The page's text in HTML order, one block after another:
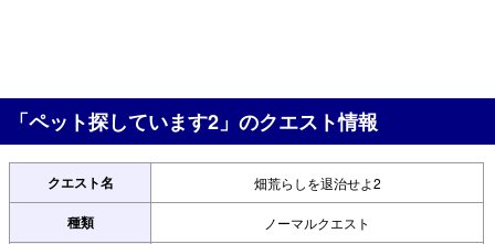
「ペット探しています2」のクエスト情報
クエスト名 畑荒らしを退治せよ2
種類 ノーマルクエスト